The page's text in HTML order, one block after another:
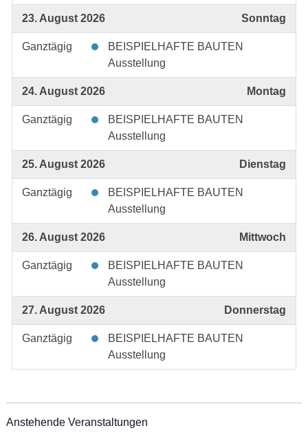
23. August 2026 Sonntag
Ganztägig
BEISPIELHAFTE BAUTEN
Ausstellung
24. August 2026 Montag
Ganztägig
BEISPIELHAFTE BAUTEN
Ausstellung
25. August 2026 Dienstag
Ganztägig
BEISPIELHAFTE BAUTEN
Ausstellung
26. August 2026 Mittwoch
Ganztägig
BEISPIELHAFTE BAUTEN
Ausstellung
27. August 2026 Donnerstag
Ganztägig
BEISPIELHAFTE BAUTEN
Ausstellung
Anstehende Veranstaltungen